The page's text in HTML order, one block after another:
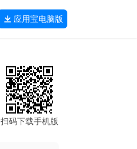
应用宝电脑版
扫码下载手机版